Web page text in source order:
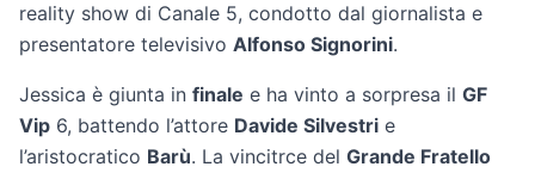
reality show di Canale 5, condotto dal giornalista e
presentatore televisivo Alfonso Signorini.
Jessica è giunta in finale e ha vinto a sorpresa il GF
Vip 6, battendo l’attore Davide Silvestri e
l’aristocratico Barù. La vincitrce del Grande Fratello